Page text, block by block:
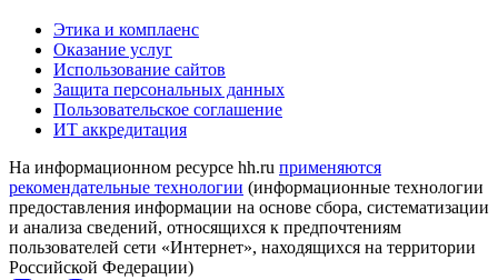
Этика и комплаенс
Оказание услуг
Использование сайтов
Защита персональных данных
Пользовательское соглашение
ИТ аккредитация
На информационном ресурсе hh.ru применяются
рекомендательные технологии (информационные технологии
предоставления информации на основе сбора, систематизации
и анализа сведений, относящихся к предпочтениям
пользователей сети «Интернет», находящихся на территории
Российской Федерации)